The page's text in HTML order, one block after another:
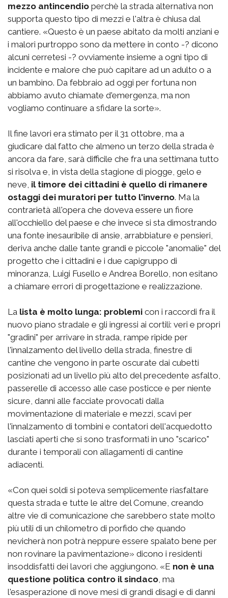
mezzo antincendio perchè la strada alternativa non
supporta questo tipo di mezzi e l'altra è chiusa dal
cantiere. «Questo è un paese abitato da molti anziani e
i malori purtroppo sono da mettere in conto -? dicono
alcuni cerretesi -? ovviamente insieme a ogni tipo di
incidente e malore che può capitare ad un adulto o a
un bambino. Da febbraio ad oggi per fortuna non
abbiamo avuto chiamate d'emergenza, ma non
vogliamo continuare a sfidare la sorte».
Il fine lavori era stimato per il 31 ottobre, ma a
giudicare dal fatto che almeno un terzo della strada è
ancora da fare, sarà difficile che fra una settimana tutto
si risolva e, in vista della stagione di piogge, gelo e
neve, il timore dei cittadini è quello di rimanere
ostaggi dei muratori per tutto l'inverno. Ma la
contrarietà all'opera che doveva essere un fiore
all'occhiello del paese e che invece si sta dimostrando
una fonte inesauribile di ansie, arrabbiature e pensieri,
deriva anche dalle tante grandi e piccole "anomalie" del
progetto che i cittadini e i due capigruppo di
minoranza, Luigi Fusello e Andrea Borello, non esitano
a chiamare errori di progettazione e realizzazione.
La lista è molto lunga: problemi con i raccordi fra il
nuovo piano stradale e gli ingressi ai cortili: veri e propri
"gradini" per arrivare in strada, rampe ripide per
l'innalzamento del livello della strada, finestre di
cantine che vengono in parte oscurate dai cubetti
posizionati ad un livello più alto del precedente asfalto,
passerelle di accesso alle case posticce e per niente
sicure, danni alle facciate provocati dalla
movimentazione di materiale e mezzi, scavi per
l'innalzamento di tombini e contatori dell'acquedotto
lasciati aperti che si sono trasformati in uno "scarico"
durante i temporali con allagamenti di cantine
adiacenti.
«Con quei soldi si poteva semplicemente riasfaltare
questa strada e tutte le altre del Comune, creando
altre vie di comunicazione che sarebbero state molto
più utili di un chilometro di porfido che quando
nevicherà non potrà neppure essere spalato bene per
non rovinare la pavimentazione» dicono i residenti
insoddisfatti dei lavori che aggiungono. «E non è una
questione politica contro il sindaco , ma
l'esasperazione di nove mesi di grandi disagi e di danni